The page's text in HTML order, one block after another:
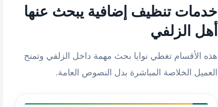
خدمات تنظيف إضافية يبحث عنها
أهل الزلفي
هذه الأقسام تغطي نوايا بحث مهمة داخل الزلفي وتمنح
العميل الخلاصة المباشرة بدل النصوص العامة.